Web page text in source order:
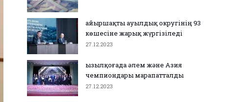
Қайыршақты ауылдық округінің 93
көшесіне жарық жүргізіледі
27.12.2023
Қызылқоғада әлем және Азия
чемпиондары марапатталды
27.12.2023